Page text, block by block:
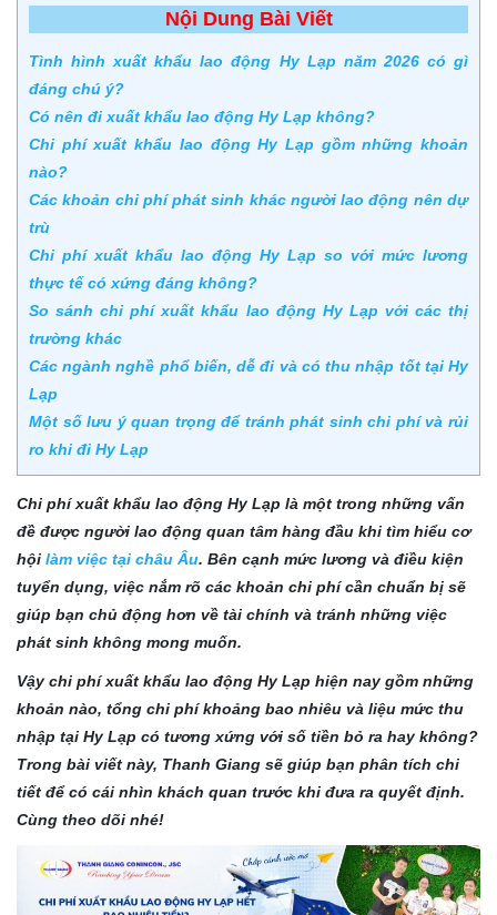
Nội Dung Bài Viết
Tình hình xuất khẩu lao động Hy Lạp năm 2026 có gì
đáng chú ý?
Có nên đi xuất khẩu lao động Hy Lạp không?
Chi phí xuất khẩu lao động Hy Lạp gồm những khoản
nào?
Các khoản chi phí phát sinh khác người lao động nên dự
trù
Chi phí xuất khẩu lao động Hy Lạp so với mức lương
thực tế có xứng đáng không?
So sánh chi phí xuất khẩu lao động Hy Lạp với các thị
trường khác
Các ngành nghề phổ biến, dễ đi và có thu nhập tốt tại Hy
Lạp
Một số lưu ý quan trọng để tránh phát sinh chi phí và rủi
ro khi đi Hy Lạp
Chi phí xuất khẩu lao động Hy Lạp là một trong những vấn
đề được người lao động quan tâm hàng đầu khi tìm hiểu cơ
hội làm việc tại châu Âu. Bên cạnh mức lương và điều kiện
tuyển dụng, việc nắm rõ các khoản chi phí cần chuẩn bị sẽ
giúp bạn chủ động hơn về tài chính và tránh những việc
phát sinh không mong muốn.
Vậy chi phí xuất khẩu lao động Hy Lạp hiện nay gồm những
khoản nào, tổng chi phí khoảng bao nhiêu và liệu mức thu
nhập tại Hy Lạp có tương xứng với số tiền bỏ ra hay không?
Trong bài viết này, Thanh Giang sẽ giúp bạn phân tích chi
tiết để có cái nhìn khách quan trước khi đưa ra quyết định.
Cùng theo dõi nhé!